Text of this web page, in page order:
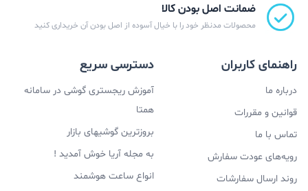
ضمانت اصل بودن کالا
محصولات مدنظر خود را با خیال آسوده از اصل بودن آن خریداری کنید
راهنمای کاربران
درباره ما
قوانین و مقررات
تماس با ما
رویه‌های عودت سفارش
روند ارسال سفارشات
دسترسی سریع
آموزش ریجستری گوشی در سامانه
همتا
بروزترین گوشیهای بازار
به مجله آریا خوش آمدید !
انواع ساعت هوشمند